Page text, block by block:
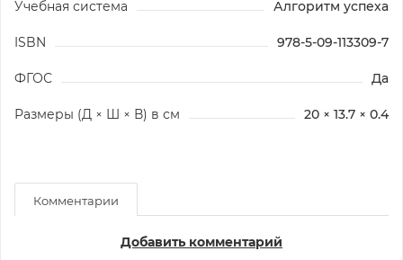
Учебная система Алгоритм успеха
ISBN 978-5-09-113309-7
ФГОС Да
Размеры (Д × Ш × В) в см 20 × 13.7 × 0.4
Комментарии
Добавить комментарий